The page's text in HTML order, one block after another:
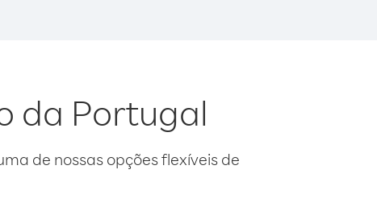
da Portugal
de nossas opções flexíveis de